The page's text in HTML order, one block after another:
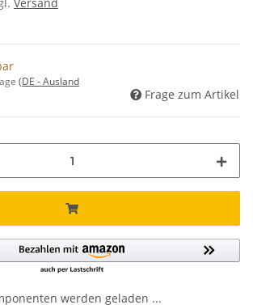
(DE - Ausland
Frage zum Artikel
werden geladen ...